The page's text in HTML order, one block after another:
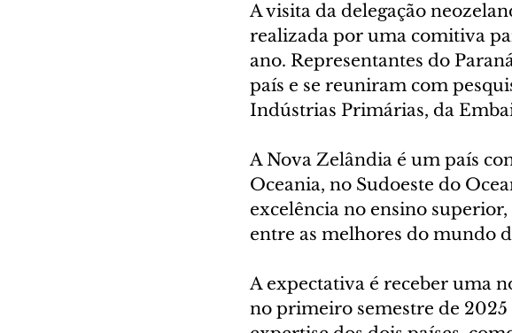
A visita da delegação
realizada por uma comitiva
ano. Representantes do
país e se reuniram com
Indústrias Primárias, da
A Nova Zelândia é um país
Oceania, no Sudoeste do
excelência no ensino
entre as melhores do mundo
A expectativa é receber uma
no primeiro semestre de